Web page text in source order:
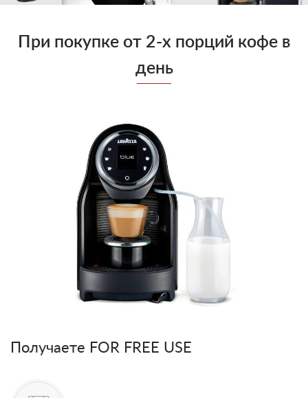
При покупке от 2-х порций кофе в
день
Получаете FOR FREE USE